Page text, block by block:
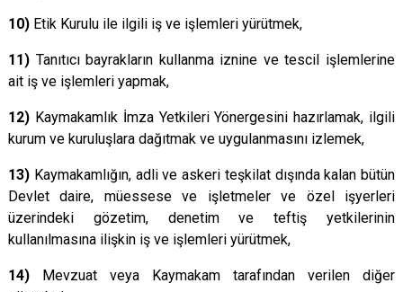
10) Etik Kurulu ile ilgili iş ve işlemleri yürütmek,
11) Tanıtıcı bayrakların kullanma iznine ve tescil işlemlerine
ait iş ve işlemleri yapmak,
12) Kaymakamlık İmza Yetkileri Yönergesini hazırlamak, ilgili
kurum ve kuruluşlara dağıtmak ve uygulanmasını izlemek,
13) Kaymakamlığın, adli ve askeri teşkilat dışında kalan bütün
Devlet daire, müessese ve işletmeler ve özel işyerleri
üzerindeki gözetim, denetim ve teftiş yetkilerinin
kullanılmasına ilişkin iş ve işlemleri yürütmek,
14) Mevzuat veya Kaymakam tarafından verilen diğer